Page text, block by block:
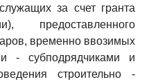
за счет гранта
предоставленного
временно ввозимых
- субподрядчиками и
строительно -